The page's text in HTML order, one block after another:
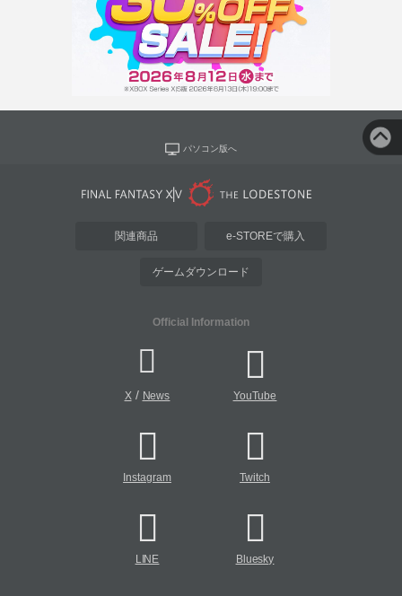
パソコン版へ
関連商品 e-STOREで購入
ゲームダウンロード
Official Information
X/ News YouTube
Instagram Twitch
LINE Bluesky